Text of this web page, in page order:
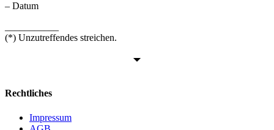
– Datum
(*) Unzutreffendes streichen.
Rechtliches
Impressum